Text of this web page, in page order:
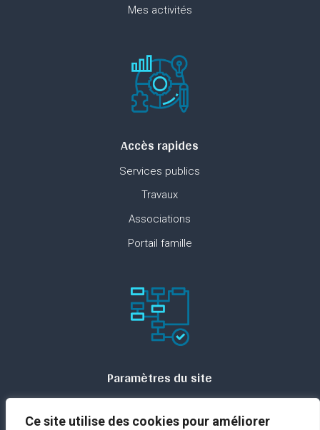
Ce site utilise des cookies pour améliorer
Mes activités
Accès rapides
Services publics
Travaux
Associations
Portail famille
Paramètres du site